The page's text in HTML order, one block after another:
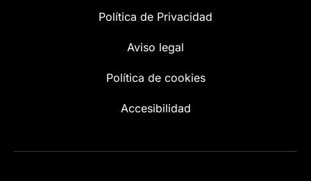
Política de Privacidad
Aviso legal
Política de cookies
Accesibilidad